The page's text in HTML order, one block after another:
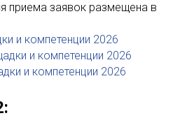
приема заявок размещена в
и компетенции 2026
и компетенции 2026
и компетенции 2026